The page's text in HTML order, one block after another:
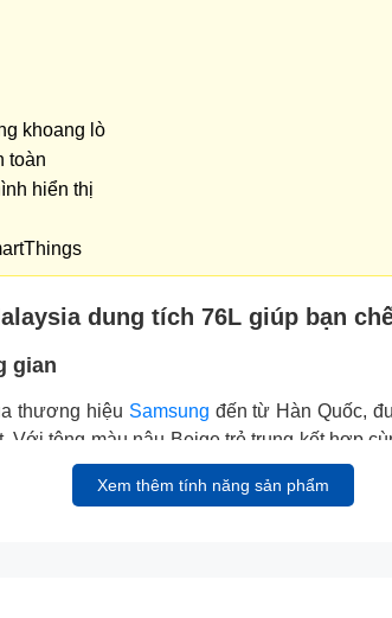
khoang lò
toàn
hiển thị
dung tích 76L giúp bạn
gian
thương hiệu Samsung đến từ Hàn Quốc,
tông màu nâu Beige trẻ trung kết hợp
Xem thêm tính năng sản phẩm